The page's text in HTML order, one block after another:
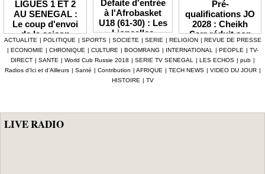
LIGUES 1 ET 2
AU SENEGAL :
Le coup d'envoi
de la saison
2026-2027
officiellement fixé
au 3 octobre
Défaite d'entrée
à l'Afrobasket
U18 (61-30) : Les
Lioncelles
balayées par le
Cameroun
Pré-
qualifications JO
2028 : Cheikh
Sarr réduit son
groupe à 13
Lionnes
ACTUALITE | POLITIQUE | SPORTS | SOCIETE | SERIE | RELIGION | REVUE DE PRESSE
| ECONOMIE | CHRONIQUE | CULTURE | BOOMRANG | INTERNATIONAL | PEOPLE | TV-
DIRECT | SANTE | World Cub Russie 2018 | SERIE TV SENEGAL | LES ECHOS | pub |
Radios d’Ici et d’Ailleurs | Santé | Contribution | AFRIQUE | TECH NEWS | VIDEO DU JOUR |
HISTOIRE | TV
LIVE RADIO